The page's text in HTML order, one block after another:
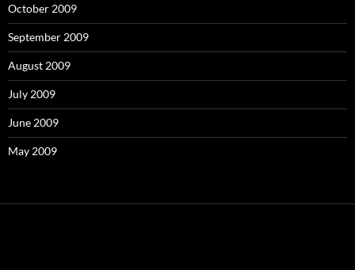
October 2009
September 2009
August 2009
July 2009
June 2009
May 2009